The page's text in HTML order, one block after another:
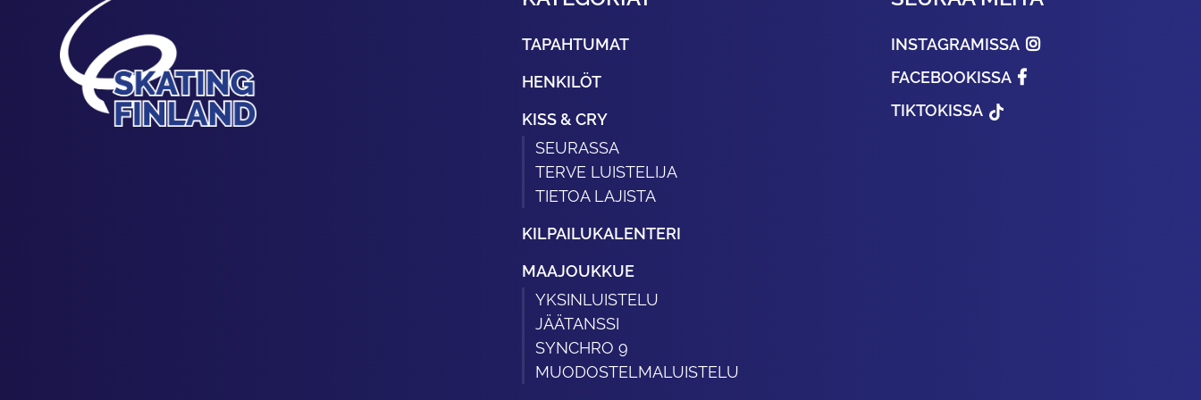
TAPAHTUMAT
HENKILÖT
KISS & CRY
SEURASSA
TERVE LUISTELIJA
TIETOA LAJISTA
KILPAILUKALENTERI
MAAJOUKKUE
YKSINLUISTELU
JÄÄTANSSI
SYNCHRO 9
MUODOSTELMALUISTELU
INSTAGRAMISSA
FACEBOOKISSA
TIKTOKISSA